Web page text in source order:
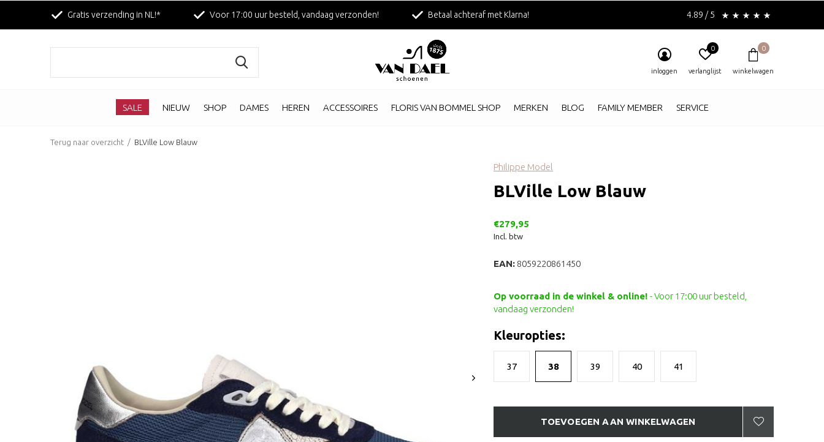
SALE NIEUW SHOP DAMES HEREN ACCESSOIRES FLORIS VAN BOMMEL SHOP MERKEN BLOG FAMILY MEMBER SERVICE
inloggen verlanglijst
0
winkelwagen
0
Gratis verzending in NL!* Voor 17:00 uur besteld, vandaag verzonden! Betaal achteraf met Klarna! 4.89 / 5
Terug naar overzicht BLVille Low Blauw
Philippe Model
BLVille Low Blauw
€279,95
Incl. btw
EAN: 8059220861450
Op voorraad in de winkel & online! - Voor 17:00 uur besteld,
vandaag verzonden!
Kleuropties:
37 38 39 40 41
TOEVOEGEN AAN WINKELWAGEN